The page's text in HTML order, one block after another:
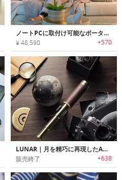
ノートPCに取付け可能なポータブルデュアル/トリプルスクリーンモニター「TRIO（トリオ）」
¥ 48,590 +570
LUNAR｜月を精巧に再現したAR搭載ムーンモデル「ルナー」
販売終了 +638